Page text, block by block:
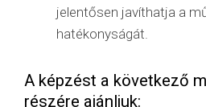
jelentősen javíthatja a
hatékonyságát.
A képzést a következő
részére ajánljuk: